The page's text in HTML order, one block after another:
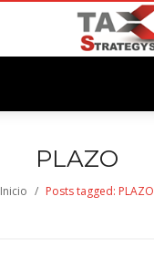
PLAZO
Inicio / Posts tagged: PLAZO